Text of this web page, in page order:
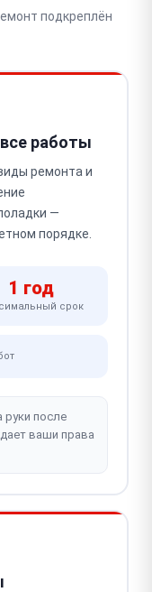
подкреплён
работы
ремонта и
—
порядке.
1 год
срок
руки после
ваши права